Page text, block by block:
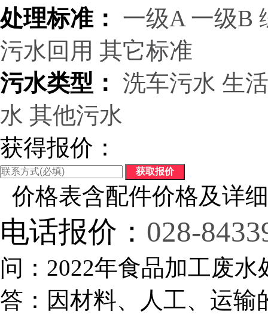
处理标准：
一级A 一级B
污水回用 其它标准
污水类型：
洗车污水 生
水 其他污水
获得报价：
价格表含配件价格及详
电话报价： 028-
问：2022年食品加工废
答：因材料、人工、运输